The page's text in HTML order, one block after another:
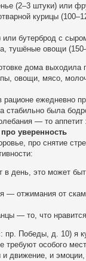
(2–3 штуки) или
курицы
или бутерброд с
тушёные овощи
дома
овощи, мясо,
ежедневно
стабильно была
— то аппетит
уверенность
про снятие
день, это может
— отжимания от
— то, что
пр. Победы, д. 10) я
особого
движение, и